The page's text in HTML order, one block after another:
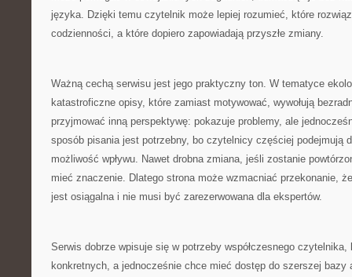
języka. Dzięki temu czytelnik może lepiej rozumieć, które
codzienności, a które dopiero zapowiadają przyszłe zmiany.
Ważną cechą serwisu jest jego praktyczny ton. W tematyce
katastroficzne opisy, które zamiast motywować, wywołują
przyjmować inną perspektywę: pokazuje problemy, ale
sposób pisania jest potrzebny, bo czytelnicy częściej podejmują
możliwość wpływu. Nawet drobna zmiana, jeśli zostanie
mieć znaczenie. Dlatego strona może wzmacniać przekonanie,
jest osiągalna i nie musi być zarezerwowana dla ekspertów.
Serwis dobrze wpisuje się w potrzeby współczesnego
konkretnych, a jednocześnie chce mieć dostęp do szerszej bazy